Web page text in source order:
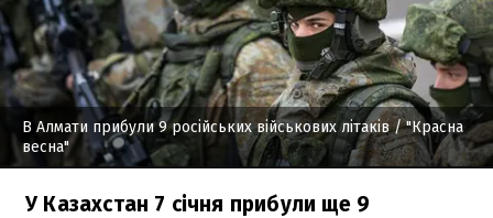
В Алмати прибули 9 російських військових літаків/ "Красна
весна"
У Казахстан 7 січня прибули ще 9